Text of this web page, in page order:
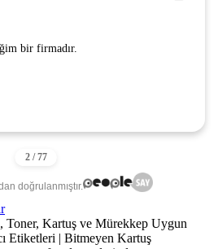
bir firmadır.
doğrulanmıştır.